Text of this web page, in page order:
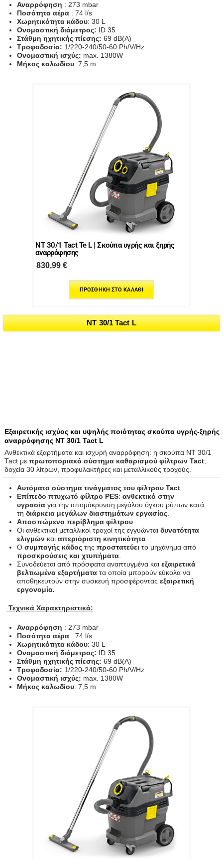
Αναρρόφηση : 273 mbar
Ποσότητα αέρα: 74 l/s
Χωρητικότητα κάδου: 30 L
Ονομαστική διάμετρος: ID 35
Στάθμη ηχητικής πίεσης: 69 dB(A)
Τροφοδοσία: 1/220-240/50-60 Ph/V/Hz
Ονομαστική ισχύς: max. 1380W
Μήκος καλωδίου: 7,5 m
NT 30/1 Tact Te L | Σκούπα υγρής και ξηρής
αναρρόφησης
830,99€
ΠΡΟΣΘΉΚΗ ΣΤΟ ΚΑΛΆΘΙ
NT 30/1 Tact L
Εξαιρετικής ισχύος και υψηλής ποιότητας σκούπα υγρής-ξηρής
αναρρόφησης NT 30/1 Tact L
Ανθεκτικά εξαρτήματα και ισχυρή αναρρόφηση: η σκούπα NT 30/1
Tact με πρωτοποριακό σύστημα καθαρισμού φίλτρων Tact
δοχεία 30 λίτρων, προφυλακτήρες και μεταλλικούς τροχούς.
Αυτόματο σύστημα τινάγματος του φίλτρου Tact
Επίπεδο πτυχωτό φίλτρο PES: ανθεκτικό στην
υγρασίαγια την απομάκρυνση μεγάλου όγκου ρύπων κατά
τη διάρκεια μεγάλων διαστημάτων εργασίας.
Αποσπώμενο περίβλημα φίλτρου
Οι ανθεκτικοί μεταλλικοί τροχοί της εγγυώνται δυνατότητα
ελιγμώνκαι απεριόριστη κινητικότητα
Ο συμπαγής κάδοςτης προστατεύει το μηχάνημα από
προσκρούσεις και χτυπήματα.
Συνοδεύεται από πρόσφατα αναπτυγμένα και εξαιρετικά
βελτιωμένα εξαρτήματατα οποία μπορούν εύκολα να
αποθηκευτούν στην συσκευή προσφέροντας εξαιρετική
εργονομία.
Τεχνικά Χαρακτηριστικά:
Αναρρόφηση : 273 mbar
Ποσότητα αέρα: 74 l/s
Χωρητικότητα κάδου: 30 L
Ονομαστική διάμετρος: ID 35
Στάθμη ηχητικής πίεσης: 69 dB(A)
Τροφοδοσία: 1/220-240/50-60 Ph/V/Hz
Ονομαστική ισχύς: max. 1380W
Μήκος καλωδίου: 7,5 m